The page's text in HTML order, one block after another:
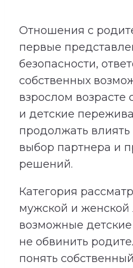
Отношения с
первые
безопасности,
собственных
взрослом возрасте
и детские
продолжать
выбор партнера и
решений.
Категория
мужской и женской
возможные
не обвинить
понять